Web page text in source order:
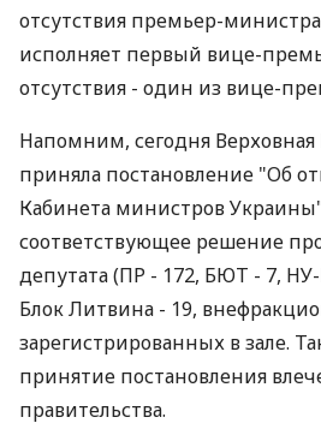
отсутствия премьер-
исполняет первый вице-
отсутствия - один из вице-
Напомним, сегодня
приняла постановление "Об
Кабинета министров
соответствующее решение
депутата (ПР - 172, БЮТ - 7,
Блок Литвина - 19,
зарегистрированных в зале.
принятие постановления
правительства.